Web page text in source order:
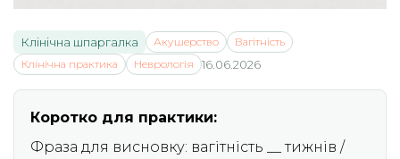
Клінічна шпаргалка Акушерство
Вагітність
Клінічна практика
Неврологія 16.06.2026
Коротко для практики:
Фраза для висновку: вагітність __ тижнів /